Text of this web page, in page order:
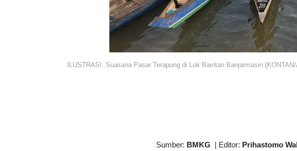
ILUSTRASI. Suasana Pasar Terapung di Lok Baintan Banjarmasin
Sumber: BMKG | Editor: Prihastomo